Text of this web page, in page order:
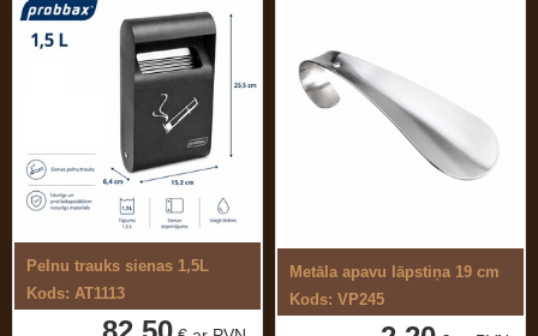
Pelnu trauks sienas 1,5L
Kods: AT1113
Metāla apavu lāpstiņa 19 cm
Kods: VP245